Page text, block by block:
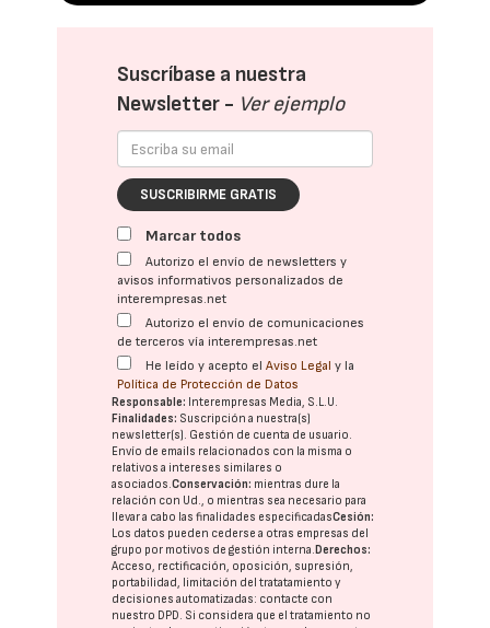
Suscríbase a nuestra
Newsletter - Ver ejemplo
SUSCRIBIRME GRATIS
Marcar todos
Autorizo el envío de newsletters y
avisos informativos personalizados de
interempresas.net
Autorizo el envío de comunicaciones
de terceros vía interempresas.net
He leído y acepto elAviso Legal y la
Política de Protección de Datos
Responsable: Interempresas Media, S.L.U.
Finalidades: Suscripción a nuestra(s)
newsletter(s). Gestión de cuenta de usuario.
Envío de emails relacionados con la misma o
relativos a intereses similares o
asociados.Conservación: mientras dure la
relación con Ud., o mientras sea necesario para
llevar a cabo las finalidades especificadasCesión:
Los datos pueden cederse a otras empresas del
grupo por motivos de gestión interna. Derechos:
Acceso, rectificación, oposición, supresión,
portabilidad, limitación del tratatamiento y
decisiones automatizadas: contacte con
nuestro DPD. Si considera que el tratamiento no